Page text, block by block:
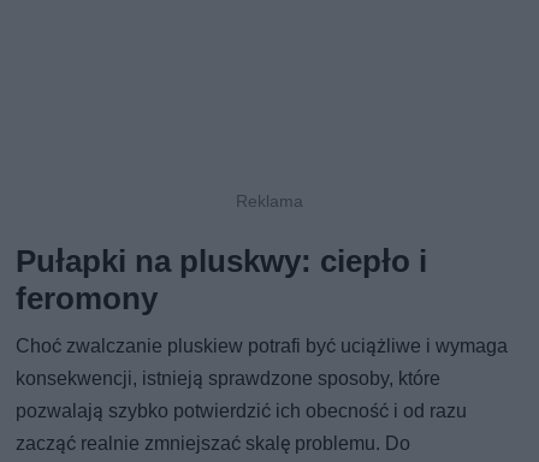
Pułapki na pluskwy: ciepło i
feromony
Choć zwalczanie pluskiew potrafi być uciążliwe i wymaga
konsekwencji, istnieją sprawdzone sposoby, które
pozwalają szybko potwierdzić ich obecność i od razu
zacząć realnie zmniejszać skalę problemu. Do